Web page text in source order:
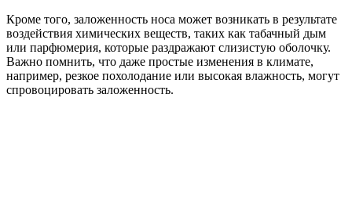
Кроме того, заложенность носа может возникать в результате
воздействия химических веществ, таких как табачный дым
или парфюмерия, которые раздражают слизистую оболочку.
Важно помнить, что даже простые изменения в климате,
например, резкое похолодание или высокая влажность, могут
спровоцировать заложенность.